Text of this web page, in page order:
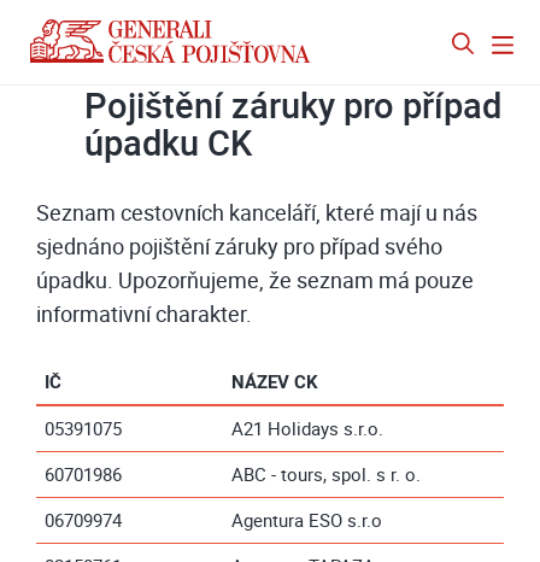
Pojištění záruky pro případ
úpadku CK
Seznam cestovních kanceláří, které mají u nás
sjednáno pojištění záruky pro případ svého
úpadku. Upozorňujeme, že seznam má pouze
informativní charakter.
IČ
NÁZEV CK
05391075
A21 Holidays s.r.o.
60701986
ABC - tours, spol. s r. o.
06709974
Agentura ESO s.r.o